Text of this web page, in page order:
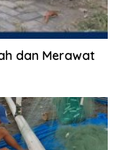
dan Merawat